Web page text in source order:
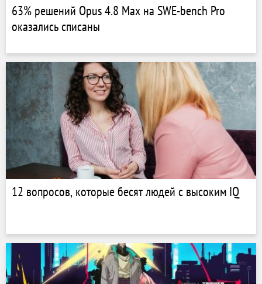
63% решений Opus 4.8 Max на SWE-bench Pro
оказались списаны
12 вопросов, которые бесят людей с высоким IQ